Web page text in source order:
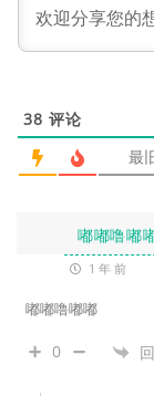
38 评论
最
嘟嘟噜嘟
1 年 前
嘟嘟噜嘟嘟
0